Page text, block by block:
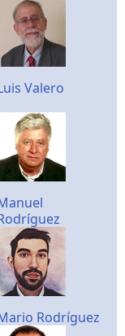
Valero
Rodríguez